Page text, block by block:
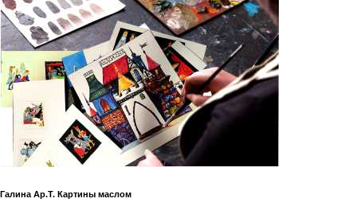
Галина Ар.Т. Картины маслом